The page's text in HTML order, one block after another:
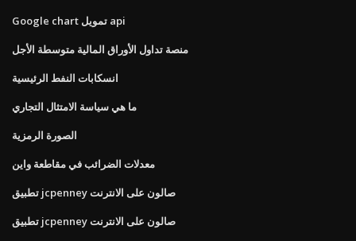
Google chart تمويل api
منصة تداول الأوراق المالية متوسطة الأجل
انسكابات النفط الرئيسية
ما هي سياسة الامتثال التجاري
الصورة الرمزية
معدلات الضرائب في مقاطعة واين
تطبيق jcpenney صالون على الانترنت
تطبيق jcpenney صالون على الانترنت